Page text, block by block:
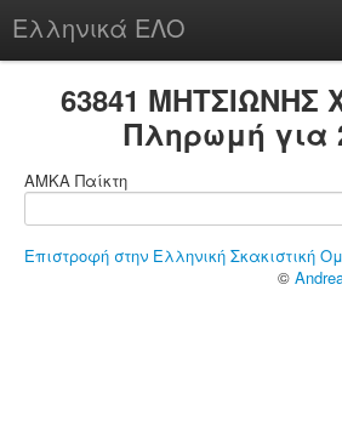
Ελληνικά ΕΛΟ
chesstu.be @ discord
63841 ΜΗΤΣΙΩΝΗΣ
Πληρωμή για
ΑΜΚΑ Παίκτη
Επιστροφή στην Ελληνική Σκακιστική
©